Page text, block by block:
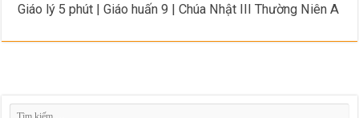
Giáo lý 5 phút | Giáo huấn 9 | Chúa Nhật III Thường Niên A